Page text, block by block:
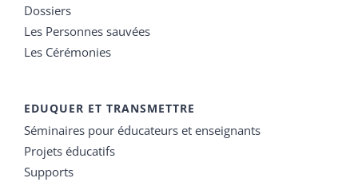
Dossiers
Les Personnes sauvées
Les Cérémonies
EDUQUER ET TRANSMETTRE
Séminaires pour éducateurs et enseignants
Projets éducatifs
Supports